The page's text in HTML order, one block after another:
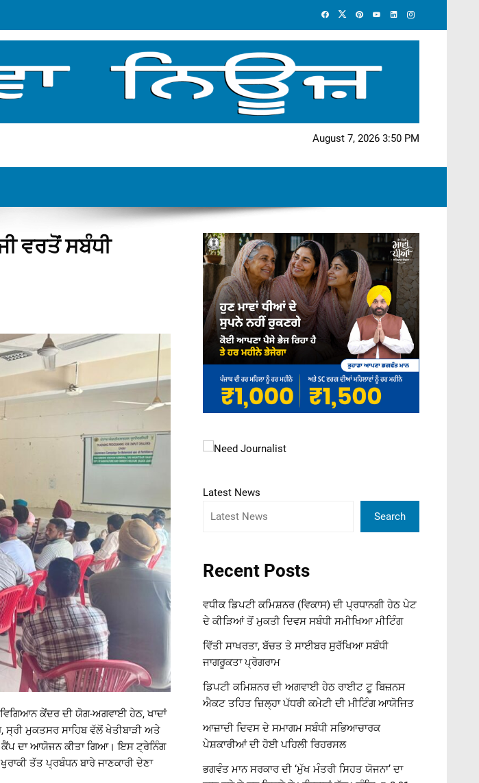
August 7, 2026 3:50 PM
ਵਰਤੋਂ ਸਬੰਧੀ
ਕੇਂਦਰ ਦੀ ਯੋਗ-ਅਗਵਾਈ ਹੇਠ, ਖਾਦਾਂ
ਮੁਕਤਸਰ ਸਾਹਿਬ ਵੱਲੋਂ ਖੇਤੀਬਾੜੀ ਅਤੇ
ਕੈਂਪ ਦਾ ਆਯੋਜਨ ਕੀਤਾ ਗਿਆ। ਇਸ ਟ੍ਰੇਨਿੰਗ
ਤੱਤ ਪ੍ਰਬੰਧਨ ਬਾਰੇ ਜਾਣਕਾਰੀ ਦੇਣਾ
Latest News
Search
Recent Posts
ਵਧੀਕ ਡਿਪਟੀ ਕਮਿਸ਼ਨਰ (ਵਿਕਾਸ) ਦੀ ਪ੍ਰਧਾਨਗੀ ਹੇਠ ਪੇਟ
ਦੇ ਕੀੜਿਆਂ ਤੋਂ ਮੁਕਤੀ ਦਿਵਸ ਸਬੰਧੀ ਸਮੀਖਿਆ ਮੀਟਿੰਗ
ਵਿੱਤੀ ਸਾਖਰਤਾ, ਬੱਚਤ ਤੇ ਸਾਈਬਰ ਸੁਰੱਖਿਆ ਸਬੰਧੀ
ਜਾਗਰੂਕਤਾ ਪ੍ਰੋਗਰਾਮ
ਡਿਪਟੀ ਕਮਿਸ਼ਨਰ ਦੀ ਅਗਵਾਈ ਹੇਠ ਰਾਈਟ ਟੂ ਬਿਜ਼ਨਸ
ਐਕਟ ਤਹਿਤ ਜ਼ਿਲ੍ਹਾ ਪੱਧਰੀ ਕਮੇਟੀ ਦੀ ਮੀਟਿੰਗ ਆਯੋਜਿਤ
ਆਜ਼ਾਦੀ ਦਿਵਸ ਦੇ ਸਮਾਗਮ ਸਬੰਧੀ ਸਭਿਆਚਾਰਕ
ਪੇਸ਼ਕਾਰੀਆਂ ਦੀ ਹੋਈ ਪਹਿਲੀ ਰਿਹਰਸਲ
ਭਗਵੰਤ ਮਾਨ ਸਰਕਾਰ ਦੀ ‘ਮੁੱਖ ਮੰਤਰੀ ਸਿਹਤ ਯੋਜਨਾ’ ਦਾ